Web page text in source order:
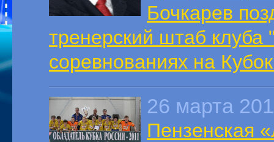
Бочкарев
тренерский штаб
соревнованиях на
26 марта
Пензенская